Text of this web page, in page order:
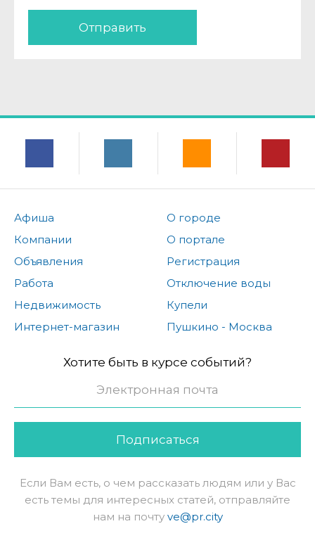
Отправить
Афиша
Компании
Объявления
Работа
Недвижимость
Интернет-магазин
О городе
О портале
Регистрация
Отключение воды
Купели
Пушкино - Москва
Хотите быть в курсе событий?
Подписаться
Если Вам есть, о чем рассказать людям или у Вас
есть темы для интересных статей, отправляйте
нам на почту ve@pr.city